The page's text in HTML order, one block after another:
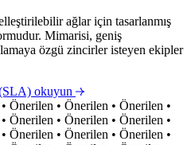
ağlar için tasarlanmış
Mimarisi, geniş
özgü zincirler isteyen ekipler
okuyun
• Önerilen • Önerilen • Önerilen •
• Önerilen • Önerilen • Önerilen •
• Önerilen • Önerilen • Önerilen •